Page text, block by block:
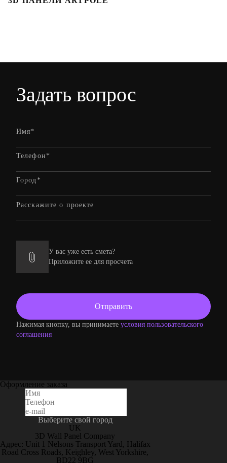
Задать вопрос
У вас уже есть смета?
Приложите ее для просчета
Нажимая кнопку, вы принимаете условия пользовательского
соглашения
Оформление заказа
Выберите свой город
UK
3D Wall Panel Company
Адрес: Unit 1 Nelsons Transport Yard, Halifax
Road Cross Roads, Keighley, West Yorkshire,
BD22 9BG